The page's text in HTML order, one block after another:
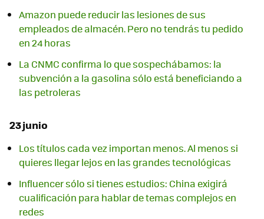
Amazon puede reducir las lesiones de sus
empleados de almacén. Pero no tendrás tu pedido
en 24 horas
La CNMC confirma lo que sospechábamos: la
subvención a la gasolina sólo está beneficiando a
las petroleras
23 junio
Los títulos cada vez importan menos. Al menos si
quieres llegar lejos en las grandes tecnológicas
Influencer sólo si tienes estudios: China exigirá
cualificación para hablar de temas complejos en
redes